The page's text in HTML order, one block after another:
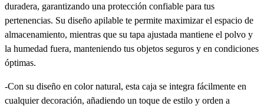
duradera, garantizando una protección confiable para tus
pertenencias. Su diseño apilable te permite maximizar el espacio de
almacenamiento, mientras que su tapa ajustada mantiene el polvo y
la humedad fuera, manteniendo tus objetos seguros y en condiciones
óptimas.
-Con su diseño en color natural, esta caja se integra fácilmente en
cualquier decoración, añadiendo un toque de estilo y orden a